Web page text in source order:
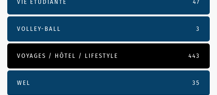
VIE ÉTUDIANTE 47
VOLLEY-BALL 3
VOYAGES / HÔTEL / LIFESTYLE 443
WEL 35